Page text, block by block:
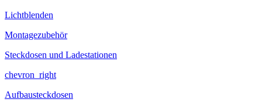
Lichtblenden
Montagezubehör
Steckdosen und Ladestationen
chevron_right
Aufbausteckdosen